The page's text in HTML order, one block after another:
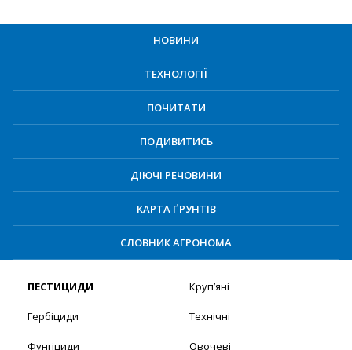
НОВИНИ
ТЕХНОЛОГІЇ
ПОЧИТАТИ
ПОДИВИТИСЬ
ДІЮЧІ РЕЧОВИНИ
КАРТА ҐРУНТІВ
СЛОВНИК АГРОНОМА
ПЕСТИЦИДИ
Гербіциди
Фунгіциди
Круп’яні
Технічні
Овочеві